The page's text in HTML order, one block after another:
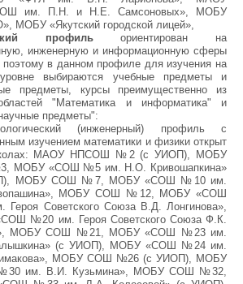
им. П.Н. и Н.Е. Самсоновых», МОБУ
МОБУ «Якутский городской лицей»,
профильориентирован на
инженерную и информационную сферы
поэтому в данном профиле для изучения на
выбираются учебные предметы и
предметы, курсы преимущественно из
"Математика и информатика" и
предметы":
(инженерный) профиль с
изучением математики и физики открыт
МАОУ НПСОШ №2 (с УИОП), МОБУ
МОБУ «СОШ №5 им. Н.О. Кривошапкина»
МОБУ СОШ №7, МОБУ «СОШ №10 им.
МОБУ СОШ №12, МОБУ «СОШ
Советского Союза В.Д. Лонгинова»,
№20 им. Героя Советского Союза Ф.К.
МОБУ СОШ №21, МОБУ «СОШ №23 им.
(с УИОП), МОБУ «СОШ №24 им.
МОБУ СОШ №26 (с УИОП), МОБУ
им. В.И. Кузьмина», МОБУ СОШ №32,